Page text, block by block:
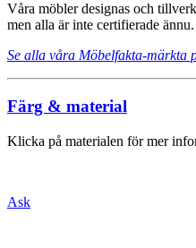
Våra möbler designas och
men alla är inte certifierade ännu.
Se alla våra Möbelfakta-märkta
Färg & material
Klicka på materialen för mer
Ask